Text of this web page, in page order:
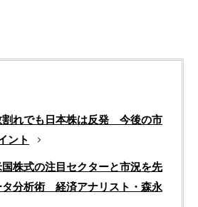
れでも日本株は反発 今後の市
ント
株式の注目セクターと市況を先
タ分析術 経済アナリスト・森永